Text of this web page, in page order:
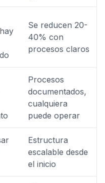
Se reducen 20-
40% con
procesos claros
Procesos
documentados,
cualquiera
puede operar
Estructura
escalable desde
el inicio